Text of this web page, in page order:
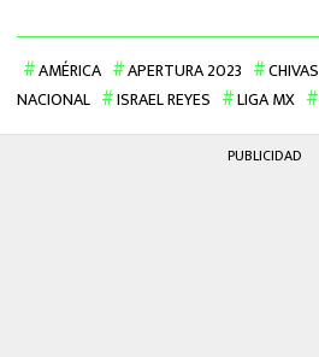
AMÉRICA APERTURA 2023 CHIVAS
NACIONAL
ISRAEL REYES LIGA MX
PUBLICIDAD